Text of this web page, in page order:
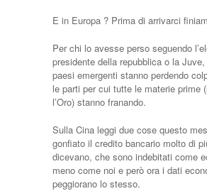
E in Europa ? Prima di arrivarci
Per chi lo avesse perso seguendo
presidente della repubblica o la
paesi emergenti stanno perdendo
le parti per cui tutte le materie prime
l’Oro) stanno franando.
Sulla Cina leggi due cose questo
gonfiato il credito bancario molto di
dicevano, che sono indebitati come
meno come noi e però ora i dati
peggiorano lo stesso.